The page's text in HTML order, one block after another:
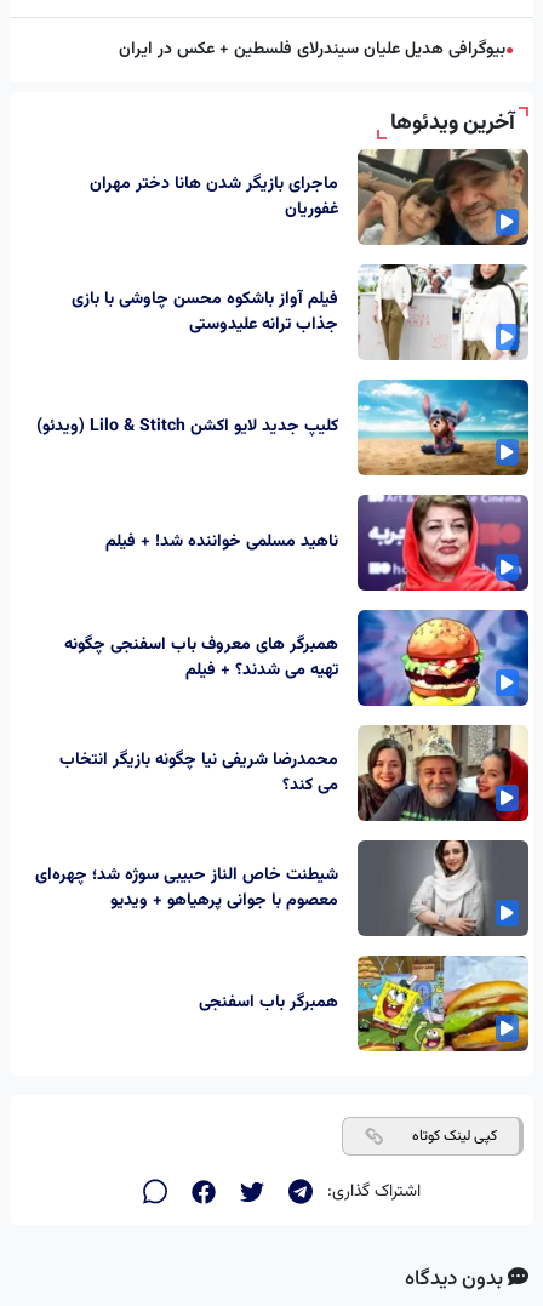
●بیوگرافی هدیل علیان سیندرلای فلسطین + عکس در ایران
آخرین ویدئوها
ماجرای بازیگر شدن هانا دختر مهران
غفوریان
فیلم آواز باشکوه محسن چاوشی با بازی
جذاب ترانه علیدوستی
کلیپ جدید لایو اکشن Lilo & Stitch (ویدئو)
ناهید مسلمی خواننده شد! + فیلم
همبرگر های معروف باب اسفنجی چگونه
تهیه می شدند؟ + فیلم
محمدرضا شریفی نیا چگونه بازیگر انتخاب
می کند؟
شیطنت خاص الناز حبیبی سوژه شد؛ چهره‌ای
معصوم با جوانی پرهیاهو + ویدیو
همبرگر باب اسفنجی
کپی لینک کوتاه
اشتراک گذاری:
بدون دیدگاه